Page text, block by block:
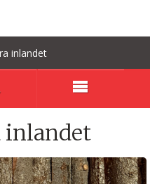
inlandet
inlandet